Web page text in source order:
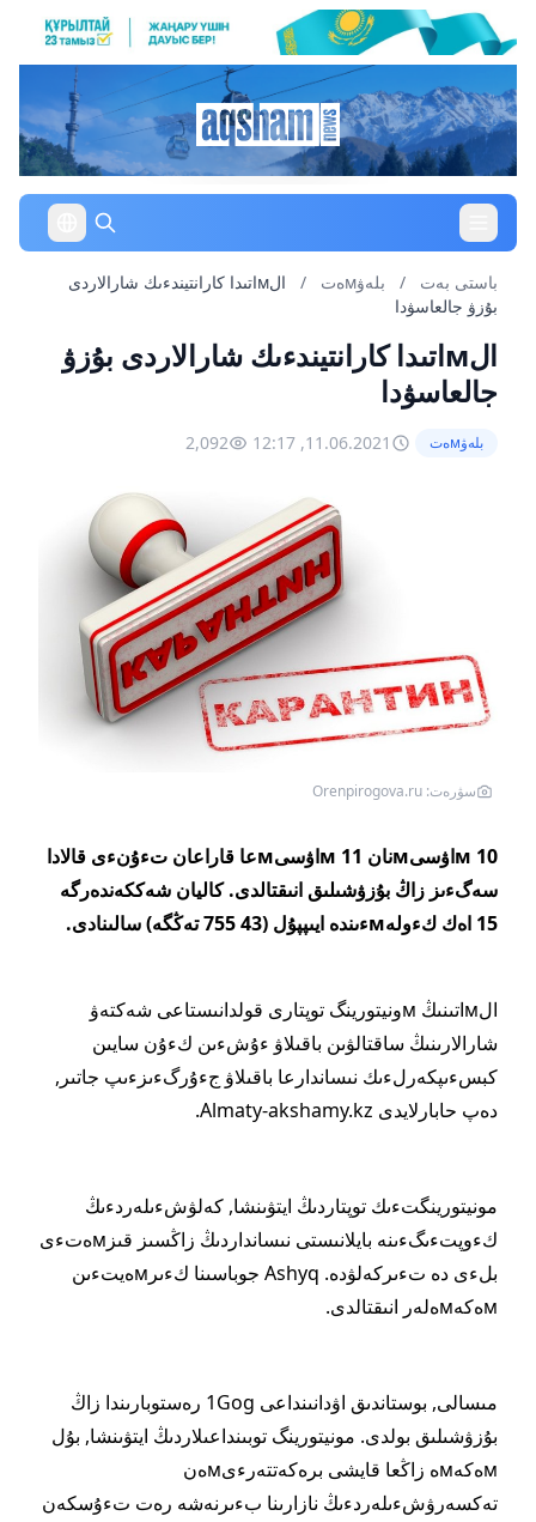
باستى بەت / بلەۋмەت /
الмاتىدا كارانتيندءىك شارالاردى
بۇزۋ جالعاسۋدا
الмاتىدا كارانتيندءىك شارالاردى بۇزۋ
جالعاسۋدا
بلەۋмەت 11.06.2021, 12:17
2,092
سۋرەت: Orenpirogova.ru
10 мاۋسىмنان 11 мاۋسىмعا قاراعان تءۇنءى قالادا
سەگءىز زاڭ بۇزۋشىلىق انىقتالدى. كاليان شەككەندەرگە
15 اەك كءولەмءىندە ايىپپۇل (43 755 تەڭگە) سالىنادى.
الмاتىنىڭ мونيتورينگ توپتارى قولدانىستاعى شەكتەۋ
شارالارىنىڭ ساقتالۋىن باقىلاۋ ءۇشءىن كءۇن سايىن
كبسءىپكەرلءىك نىساندارعا باقىلاۋ جءۇرگءىزءىپ جاتىر,
دەپ حابارلايدى Almaty-akshamy.kz.
مونيتورينگتءىك توپتاردىڭ ايتۋىنشا, كەلۋشءىلەردءىڭ
كءوپتءىگءىنە بايلانىستى نىسانداردىڭ زاڭسىز قىزмەتءى
بلءى دە تءىركەلۋدە. Ashyq جوباسىنا كءىرмەيتءىن
мەكەмەلەر انىقتالدى.
مىسالى, بوستاندىق اۋدانىنداعى 1Gog رەستوبارىندا زاڭ
بۇزۋشىلىق بولدى. مونيتورينگ توبىنداعىلاردىڭ ايتۋىنشا, بۇل
мەكەмە زاڭعا قايشى برەكەتتەرءىмەن
تەكسەرۋشءىلەردءىڭ نازارىنا بءىرنەشە رەت تءۇسكەن